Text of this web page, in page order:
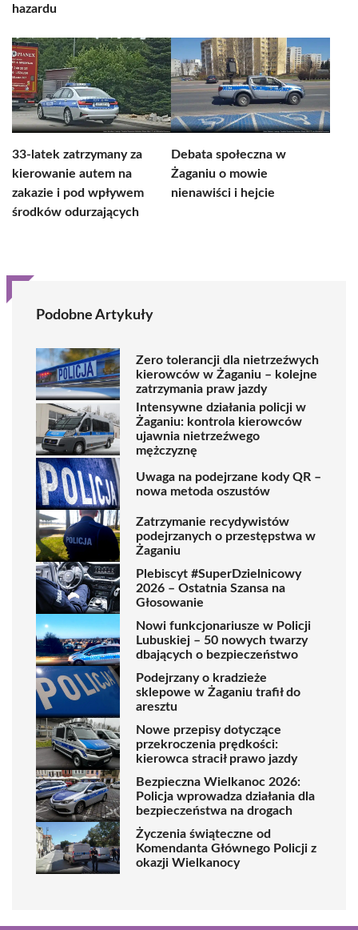
hazardu
33-latek zatrzymany za
kierowanie autem na
zakazie i pod wpływem
środków odurzających
Debata społeczna w
Żaganiu o mowie
nienawiści i hejcie
Podobne Artykuły
Zero tolerancji dla nietrzeźwych
kierowców w Żaganiu – kolejne
zatrzymania praw jazdy
Intensywne działania policji w
Żaganiu: kontrola kierowców
ujawnia nietrzeźwego
mężczyznę
Uwaga na podejrzane kody QR –
nowa metoda oszustów
Zatrzymanie recydywistów
podejrzanych o przestępstwa w
Żaganiu
Plebiscyt #SuperDzielnicowy
2026 – Ostatnia Szansa na
Głosowanie
Nowi funkcjonariusze w Policji
Lubuskiej – 50 nowych twarzy
dbających o bezpieczeństwo
Podejrzany o kradzieże
sklepowe w Żaganiu trafił do
aresztu
Nowe przepisy dotyczące
przekroczenia prędkości:
kierowca stracił prawo jazdy
Bezpieczna Wielkanoc 2026:
Policja wprowadza działania dla
bezpieczeństwa na drogach
Życzenia świąteczne od
Komendanta Głównego Policji z
okazji Wielkanocy